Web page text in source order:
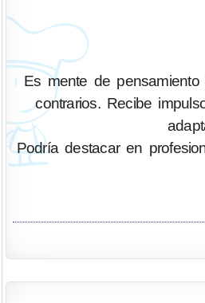
Es mente de
contrarios. Recibe
Podría destacar en